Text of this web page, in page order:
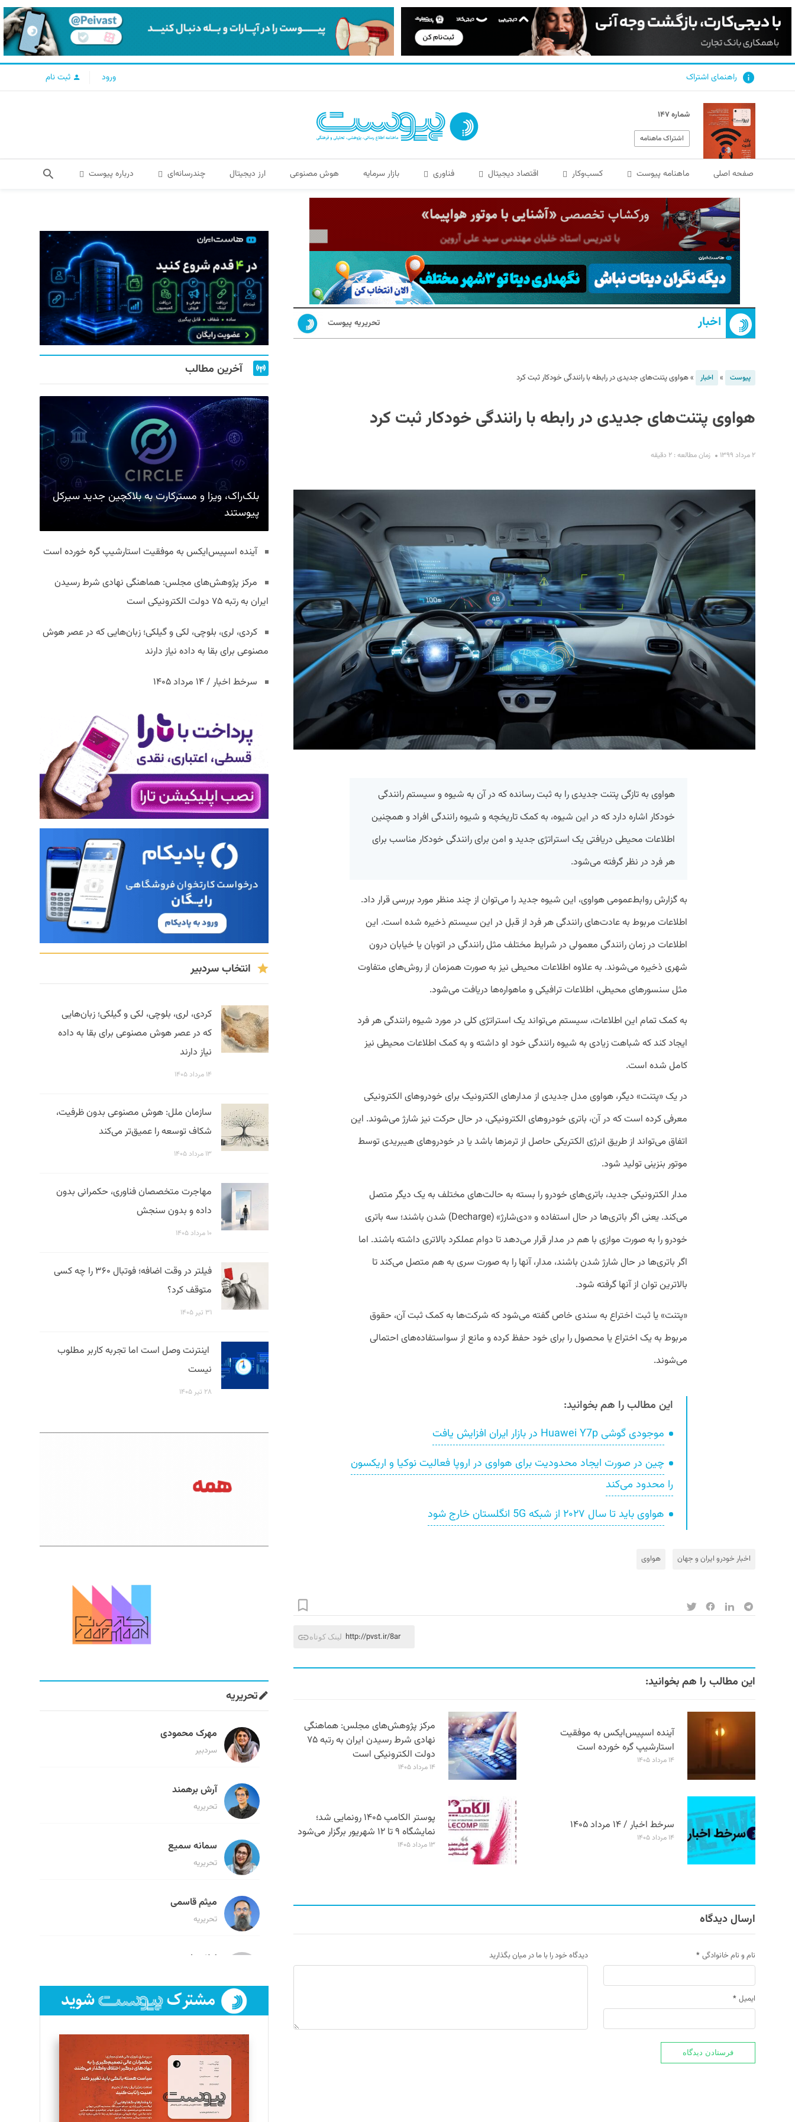
راهنمای اشتراک ورود ثبت نام
شماره ۱۴۷
اشتراک ماهنامه
صفحه اصلی ماهنامه پیوست کسب‌و‌کار اقتصاد دیجیتال فناوری بازار سرمایه هوش مصنوعی ارز دیجیتال چندرسانه‌ای درباره پیوست
اخبار تحریریه پیوست
پیوست » اخبار »هواوی پتنت‌های جدیدی در رابطه با رانندگی خودکار ثبت کرد
هواوی پتنت‌های جدیدی در رابطه با رانندگی خودکار ثبت کرد
۲ مرداد ۱۳۹۹ زمان مطالعه : ۲ دقیقه
هواوی به تازگی پتنت جدیدی را به ثبت رسانده که در آن به شیوه و سیستم رانندگی
خودکار اشاره دارد که در این شیوه، به کمک تاریخچه و شیوه رانندگی افراد و همچنین
اطلاعات محیطی دریافتی یک استراتژی جدید و امن برای رانندگی خودکار مناسب برای
هر فرد در نظر گرفته می‌شود.
به گزارش روابط‌عمومی هواوی، این شیوه جدید را می‌توان از چند منظر مورد بررسی قرار داد.
اطلاعات مربوط به عادت‌های رانندگی هر فرد از قبل در این سیستم ذخیره شده است. این
اطلاعات در زمان رانندگی معمولی در شرایط مختلف مثل رانندگی در اتوبان یا خیابان درون
شهری ذخیره می‌شوند. به علاوه اطلاعات محیطی نیز به صورت همزمان از روش‌های متفاوت
مثل سنسورهای محیطی، اطلاعات ترافیکی و ماهواره‌ها دریافت می‌شود.
به کمک تمام این اطلاعات، سیستم می‌تواند یک استراتژی کلی در مورد شیوه رانندگی هر فرد
ایجاد کند که شباهت زیادی به شیوه رانندگی خود او داشته و به کمک اطلاعات محیطی نیز
کامل شده است.
در یک «پتنت» دیگر، هواوی مدل جدیدی از مدارهای الکترونیک برای خودروهای الکترونیکی
معرفی کرده است که در آن، باتری خودروهای الکترونیکی، در حال حرکت نیز شارژ می‌شوند. این
اتفاق می‌تواند از طریق انرژی الکتریکی حاصل از ترمزها باشد یا در خودروهای هیبریدی توسط
موتور بنزینی تولید شود.
مدار الکترونیکی جدید، باتری‌های خودرو را بسته به حالت‌های مختلف به یک دیگر متصل
می‌کند. یعنی اگر باتری‌ها در حال استفاده و «دی‌شارژ» (Decharge) شدن باشند؛ سه باتری
خودرو را به صورت موازی با هم در مدار قرار می‌دهد تا دوام عملکرد بالاتری داشته باشند. اما
اگر باتری‌ها در حال شارژ شدن باشند، مدار، آنها را به صورت سری به هم متصل می‌کند تا
بالاترین توان از آنها گرفته شود.
«پتنت» یا ثبت اختراع به سندی خاص گفته می‌شود که شرکت‌ها به کمک ثبت آن، حقوق
مربوط به یک اختراع یا محصول را برای خود حفظ کرده و مانع از سواستفاده‌های احتمالی
می‌شوند.
این مطالب را هم بخوانید:
موجودی گوشی Huawei Y7p در بازار ایران افزایش یافت
چین در صورت ایجاد محدودیت برای هواوی در اروپا فعالیت نوکیا و اریکسون
را محدود می‌کند
هواوی باید تا سال ۲۰۲۷ از شبکه 5G انگلستان خارج شود
اخبار خودرو ایران و جهان هواوی
لینک کوتاه http://pvst.ir/8ar
این مطالب را هم بخوانید:
آینده اسپیس‌ایکس به موفقیت
استارشیپ گره خورده است
۱۴ مرداد ۱۴۰۵
مرکز پژوهش‌های مجلس: هماهنگی
نهادی شرط رسیدن ایران به رتبه ۷۵
دولت الکترونیکی است
۱۴ مرداد ۱۴۰۵
سرخط اخبار / ۱۴ مرداد ۱۴۰۵
۱۴ مرداد ۱۴۰۵
پوستر الکامپ ۱۴۰۵ رونمایی شد؛
نمایشگاه ۹ تا ۱۲ شهریور برگزار می‌شود
۱۳ مرداد ۱۴۰۵
ارسال دیدگاه
نام و نام خانوادگی *
ایمیل *
دیدگاه خود را با ما در میان بگذارید
آخرین مطالب
بلک‌راک، ویزا و مسترکارت به بلاکچین جدید سیرکل
پیوستند
آینده اسپیس‌ایکس به موفقیت استارشیپ گره خورده است
مرکز پژوهش‌های مجلس: هماهنگی نهادی شرط رسیدن
ایران به رتبه ۷۵ دولت الکترونیکی است
کردی، لری، بلوچی، لکی و گیلکی؛ زبان‌هایی که در عصر هوش
مصنوعی برای بقا به داده نیاز دارند
سرخط اخبار / ۱۴ مرداد ۱۴۰۵
انتخاب سردبیر
کردی، لری، بلوچی، لکی و گیلکی؛ زبان‌هایی
که در عصر هوش مصنوعی برای بقا به داده
نیاز دارند
۱۴ مرداد ۱۴۰۵
سازمان ملل: هوش مصنوعی بدون ظرفیت،
شکاف توسعه را عمیق‌تر می‌کند
۱۳ مرداد ۱۴۰۵
مهاجرت متخصصان فناوری، حکمرانی بدون
داده و بدون سنجش
۱۰ مرداد ۱۴۰۵
فیلتر در وقت اضافه؛ فوتبال ۳۶۰ را چه کسی
متوقف کرد؟
۳۱ تیر ۱۴۰۵
اینترنت وصل است اما تجربه کاربر مطلوب
نیست
۲۸ تیر ۱۴۰۵
تحریریه
مهرک محمودی
سردبیر
آرش برهمند
تحریریه
سمانه سمیع
تحریریه
میثم قاسمی
تحریریه
لیلا حنارود
فائزه فتحی رستمی
تحریریه
سروش کرمیان
تحریریه